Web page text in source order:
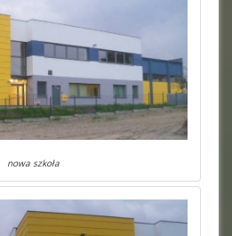
nowa szkoła